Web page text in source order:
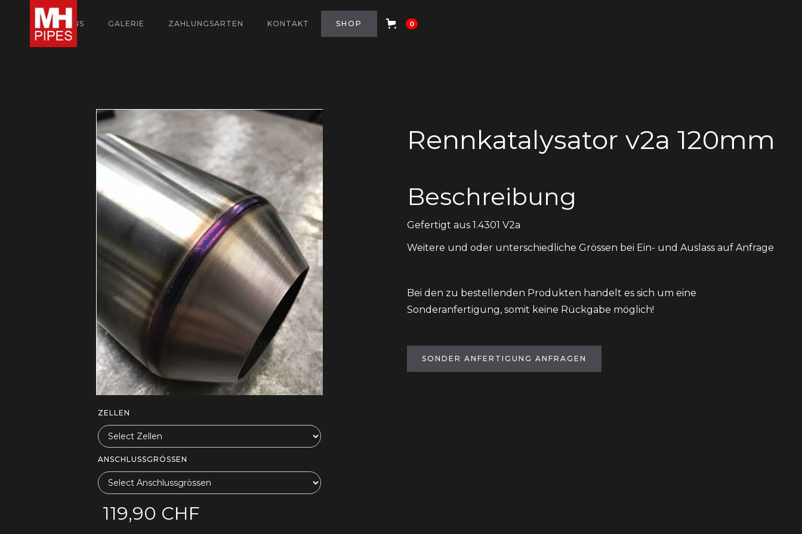
ÜBER UNS GALERIE ZAHLUNGSARTEN KONTAKT SHOP 0
ZELLEN
ANSCHLUSSGRÖSSEN
119,90 CHF
Rennkatalysator v2a 120mm
Beschreibung
Gefertigt aus 1.4301 V2a
Weitere und oder unterschiedliche Grössen bei Ein- und Auslass auf Anfrage
Bei den zu bestellenden Produkten handelt es sich um eine
Sonderanfertigung, somit keine Rückgabe möglich!
SONDER ANFERTIGUNG ANFRAGEN